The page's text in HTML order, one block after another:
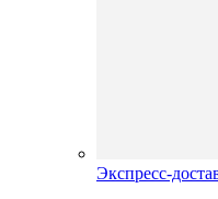
Экспресс-